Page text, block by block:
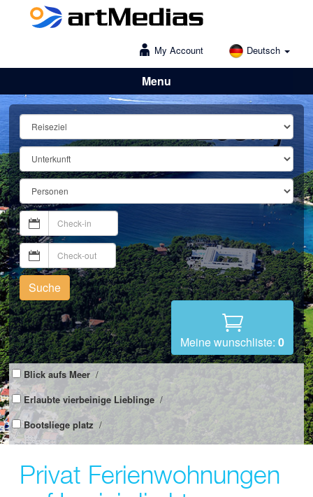
My Account Deutsch
Menu
Lošinj
Suche
Meine wunschliste: 0
Blick aufs Meer /
Erlaubte vierbeinige Lieblinge /
Bootsliege platz/
Privat Ferienwohnungen